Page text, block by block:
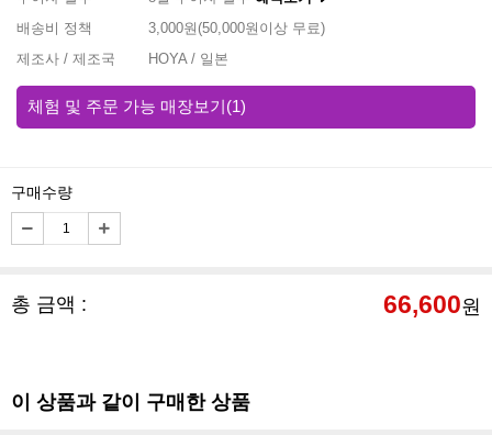
배송비 정책
3,000원(50,000원이상 무료)
제조사 / 제조국
HOYA / 일본
체험 및 주문 가능 매장보기(1)
구매수량
총 금액 : 66,600원
이 상품과 같이 구매한 상품